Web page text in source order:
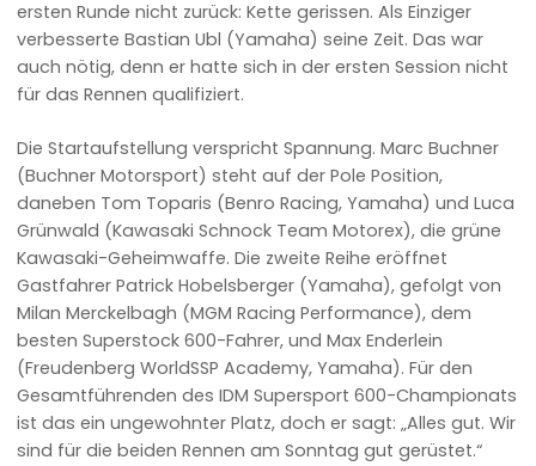
ersten Runde nicht zurück: Kette gerissen. Als Einziger
verbesserte Bastian Ubl (Yamaha) seine Zeit. Das war
auch nötig, denn er hatte sich in der ersten Session nicht
für das Rennen qualifiziert.
Die Startaufstellung verspricht Spannung. Marc Buchner
(Buchner Motorsport) steht auf der Pole Position,
daneben Tom Toparis (Benro Racing, Yamaha) und Luca
Grünwald (Kawasaki Schnock Team Motorex), die grüne
Kawasaki-Geheimwaffe. Die zweite Reihe eröffnet
Gastfahrer Patrick Hobelsberger (Yamaha), gefolgt von
Milan Merckelbagh (MGM Racing Performance), dem
besten Superstock 600-Fahrer, und Max Enderlein
(Freudenberg WorldSSP Academy, Yamaha). Für den
Gesamtführenden des IDM Supersport 600-Championats
ist das ein ungewohnter Platz, doch er sagt: „Alles gut. Wir
sind für die beiden Rennen am Sonntag gut gerüstet.“